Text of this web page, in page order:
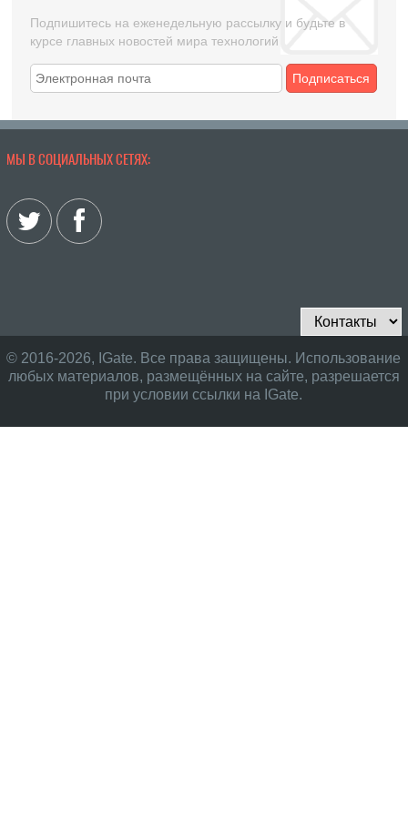
Подпишитесь на еженедельную рассылку и будьте в
курсе главных новостей мира технологий
Подписаться
МЫ В СОЦИАЛЬНЫХ СЕТЯХ:
© 2016-2026, IGate. Все права защищены. Использование
любых материалов, размещённых на сайте, разрешается
при условии ссылки на IGate.